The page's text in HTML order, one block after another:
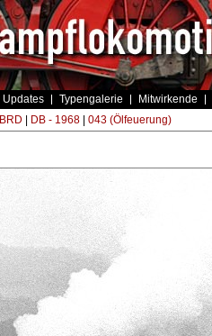
Updates Typengalerie Mitwirkende
BRD DB - 1968| 043 (Ölfeuerung)